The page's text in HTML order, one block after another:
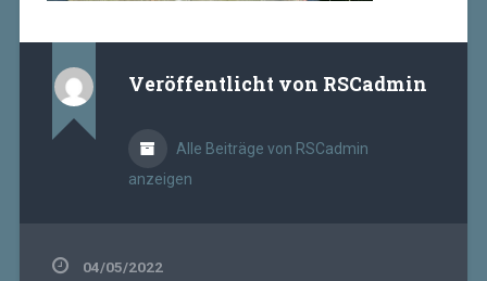
Veröffentlicht von RSCadmin
Alle Beiträge von RSCadmin
anzeigen
04/05/2022